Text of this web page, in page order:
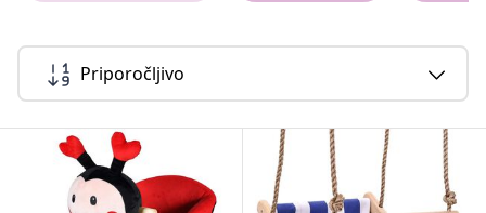
Priporočljivo